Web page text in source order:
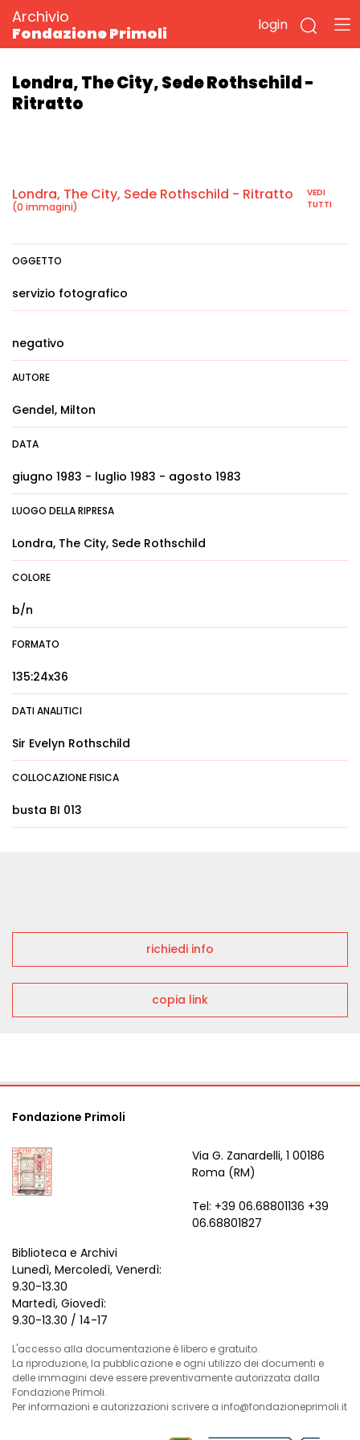
Archivio
Fondazione Primoli
login
Londra, The City, Sede Rothschild -
Ritratto
Londra, The City, Sede Rothschild - Ritratto
(0 immagini)
VEDI
TUTTI
OGGETTO
servizio fotografico
negativo
AUTORE
Gendel, Milton
DATA
giugno 1983 - luglio 1983 - agosto 1983
LUOGO DELLA RIPRESA
Londra, The City, Sede Rothschild
COLORE
b/n
FORMATO
135:24x36
DATI ANALITICI
Sir Evelyn Rothschild
COLLOCAZIONE FISICA
busta BI 013
richiedi info
copia link
Fondazione Primoli
Via G. Zanardelli, 1 00186
Roma (RM)
Tel: +39 06.68801136 +39
06.68801827
Biblioteca e Archivi
Lunedì, Mercoledì, Venerdì:
9.30-13.30
Martedì, Giovedì:
9.30-13.30 / 14-17
L'accesso alla documentazione è libero e gratuito.
La riproduzione, la pubblicazione e ogni utilizzo dei documenti e
delle immagini deve essere preventivamente autorizzata dalla
Fondazione Primoli.
Per informazioni e autorizzazioni scrivere a info@fondazioneprimoli.it